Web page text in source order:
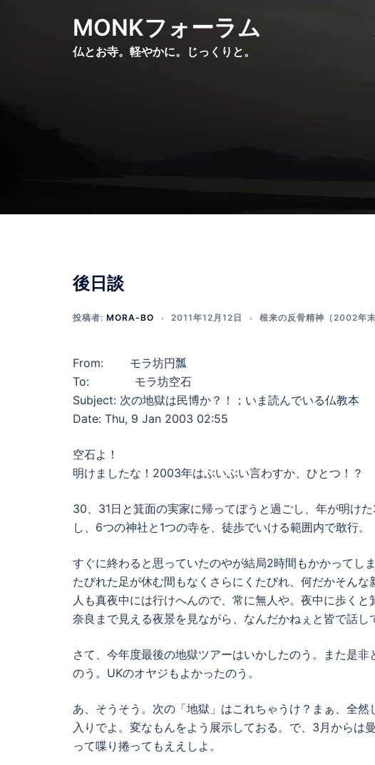
MONKフォーラム
仏とお寺。軽やかに。じっくりと。
後日談
投稿者: MORA-BO 2011年12月12日 根来の反骨精神（2002年末
From: モラ坊円瓢
To: モラ坊空石
Subject: 次の地獄は民博か？！；いま読んでいる仏教本
Date: Thu, 9 Jan 2003 02:55
空石よ！
明けましたな！2003年はぶいぶい言わすか、ひとつ！？
30、31日と箕面の実家に帰ってぼうと過ごし、年が明け
し、6つの神社と1つの寺を、徒歩でいける範囲内で敢行。
すぐに終わると思っていたのやが結局2時間もかかってし
たびれた足が休む間もなくさらにくたびれ、何だかそん
人も真夜中には行けへんので、常に無人や。夜中に歩く
奈良まで見える夜景を見ながら、なんだかねぇと皆で話し
さて、今年度最後の地獄ツアーはいかしたのう。また是
のう。UKのオヤジもよかったのう。
あ、そうそう。次の「地獄」はこれちゃうけ？まぁ、全
入りでよ。変なもんをよう展示しておる。で、3月からは
って喋り捲ってもええしよ。